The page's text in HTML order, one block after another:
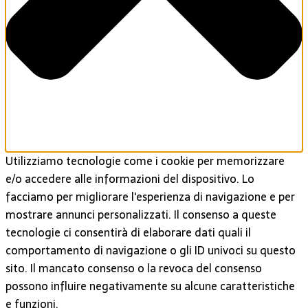
Utilizziamo tecnologie come i cookie per memorizzare
e/o accedere alle informazioni del dispositivo. Lo
facciamo per migliorare l'esperienza di navigazione e per
mostrare annunci personalizzati. Il consenso a queste
tecnologie ci consentirà di elaborare dati quali il
comportamento di navigazione o gli ID univoci su questo
sito. Il mancato consenso o la revoca del consenso
possono influire negativamente su alcune caratteristiche
e funzioni.